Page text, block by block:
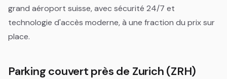
grand aéroport suisse, avec sécurité 24/7 et
technologie d'accès moderne, à une fraction du prix sur
place.
Parking couvert près de Zurich (ZRH)